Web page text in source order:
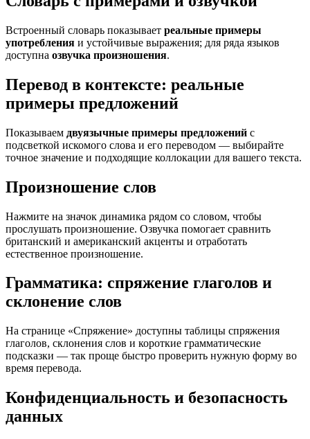
Встроенный словарь показывает реальные примеры
употребления и устойчивые выражения; для ряда языков
доступна озвучка произношения.
Перевод в контексте: реальные
примеры предложений
Показываем двуязычные примеры предложений с
подсветкой искомого слова и его переводом — выбирайте
точное значение и подходящие коллокации для вашего текста.
Произношение слов
Нажмите на значок динамика рядом со словом, чтобы
прослушать произношение. Озвучка помогает сравнить
британский и американский акценты и отработать
естественное произношение.
Грамматика: спряжение глаголов и
склонение слов
На странице «Спряжение» доступны таблицы спряжения
глаголов, склонения слов и короткие грамматические
подсказки — так проще быстро проверить нужную форму во
время перевода.
Конфиденциальность и безопасность
данных